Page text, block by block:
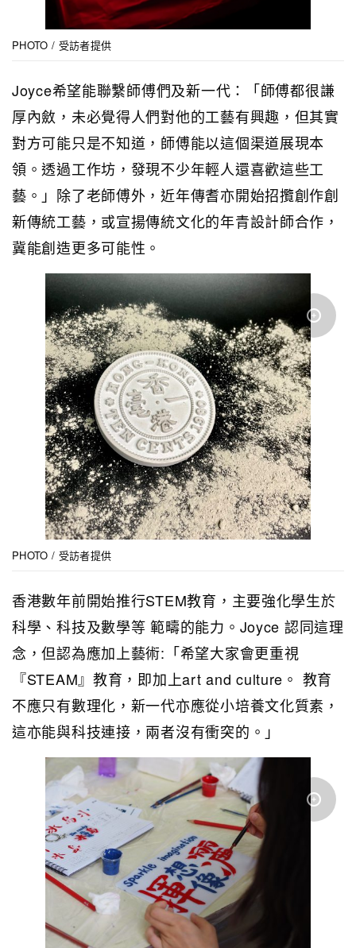
PHOTO / 受訪者提供
Joyce希望能聯繫師傅們及新一代：「師傅都很謙
厚內斂，未必覺得人們對他的工藝有興趣，但其實
對方可能只是不知道，師傅能以這個渠道展現本
領。透過工作坊，發現不少年輕人還喜歡這些工
藝。」除了老師傅外，近年傳耆亦開始招攬創作創
新傳統工藝，或宣揚傳統文化的年青設計師合作，
冀能創造更多可能性。
PHOTO / 受訪者提供
香港數年前開始推行STEM教育，主要強化學生於
科學、科技及數學等 範疇的能力。Joyce 認同這理
念，但認為應加上藝術:「希望大家會更重視
『STEAM』教育，即加上art and culture。 教育
不應只有數理化，新一代亦應從小培養文化質素，
這亦能與科技連接，兩者沒有衝突的。」